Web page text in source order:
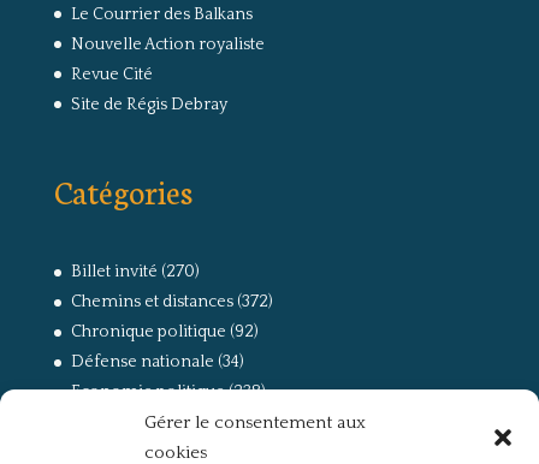
Gérer le consentement aux
cookies
Le Courrier des Balkans
Nouvelle Action royaliste
Revue Cité
Site de Régis Debray
Catégories
Billet invité (270)
Chemins et distances(372)
Chronique politique (92)
Défense nationale (34)
Economie politique(238)
(168)
La guerre, la Résistance et la Déportation